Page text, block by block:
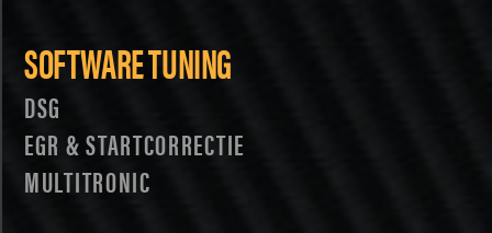
SOFTWARE TUNING
DSG
EGR & STARTCORRECTIE
MULTITRONIC